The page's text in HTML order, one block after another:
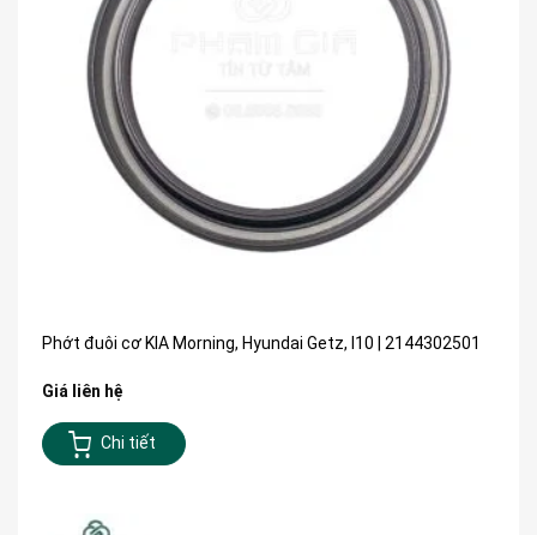
Phớt đuôi cơ KIA Morning, Hyundai Getz, I10 | 2144302501
Giá liên hệ
Chi tiết